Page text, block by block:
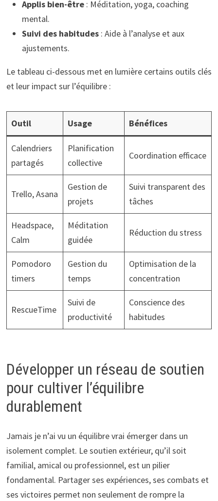
Applis bien-être: Méditation, yoga, coaching
mental.
Suivi des habitudes: Aide à l’analyse et aux
ajustements.
Le tableau ci-dessous met en lumière certains outils clés
et leur impact sur l’équilibre :
Outil Usage Bénéfices
Calendriers
partagés
Planification
collective
Coordination efficace
Trello, Asana
Gestion de
projets
Suivi transparent des
tâches
Headspace,
Calm
Méditation
guidée
Réduction du stress
Pomodoro
timers
Gestion du
temps
Optimisation de la
concentration
RescueTime
Suivi de
productivité
Conscience des
habitudes
Développer un réseau de soutien
pour cultiver l’équilibre
durablement
Jamais je n’ai vu un équilibre vrai émerger dans un
isolement complet. Le soutien extérieur, qu’il soit
familial, amical ou professionnel, est un pilier
fondamental. Partager ses expériences, ses combats et
ses victoires permet non seulement de rompre la